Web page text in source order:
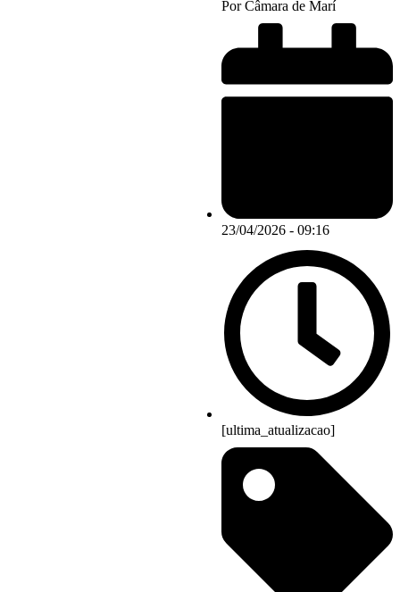
PorCâmara de Marí
23/04/2026 - 09:16
[ultima_atualizacao]